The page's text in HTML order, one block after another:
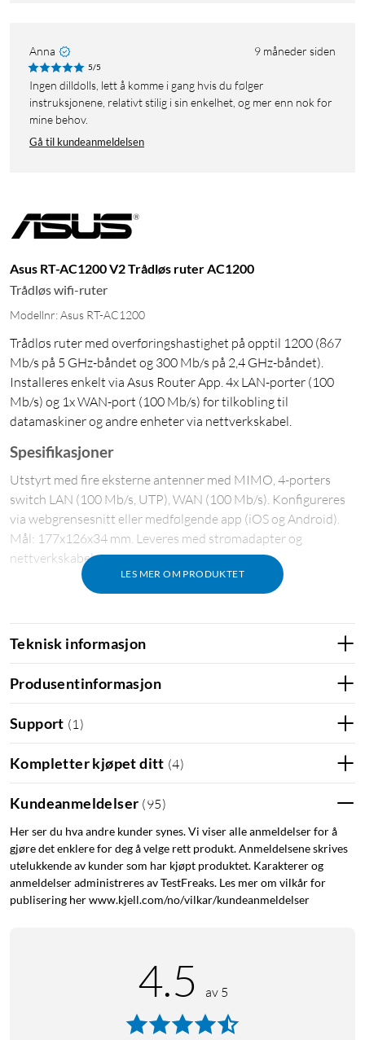
Anna 9 måneder siden
5/5
Ingen dilldolls, lett å komme i gang hvis du følger
instruksjonene, relativt stilig i sin enkelhet, og mer enn nok for
mine behov.
Gå til kundeanmeldelsen
Asus RT-AC1200 V2 Trådløs ruter AC1200
Trådløs wifi-ruter
Modellnr: Asus RT-AC1200
Trådløs ruter med overføringshastighet på opptil 1200 (867
Mb/s på 5 GHz-båndet og 300 Mb/s på 2,4 GHz-båndet).
Installeres enkelt via Asus Router App. 4x LAN-porter (100
Mb/s) og 1x WAN-port (100 Mb/s) for tilkobling til
datamaskiner og andre enheter via nettverkskabel.
LES MER OM PRODUKTET
Spesifikasjoner
Utstyrt med fire eksterne antenner med MIMO, 4-porters
switch LAN (100 Mb/s, UTP), WAN (100 Mb/s). Konfigureres
via webgrensesnitt eller medfølgende app (iOS og Android).
Mål: 177x126x34 mm. Leveres med strømadapter og
nettverkskabel.
Teknisk informasjon
Produsentinformasjon
Support (1 )
Kompletter kjøpet ditt (4)
Kundeanmeldelser (95)
Her ser du hva andre kunder synes. Vi viser alle anmeldelser for å
gjøre det enklere for deg å velge rett produkt. Anmeldelsene skrives
utelukkende av kunder som har kjøpt produktet. Karakterer og
anmeldelser administreres av TestFreaks. Les mer om vilkår for
publisering her www.kjell.com/no/vilkar/kundeanmeldelser
4.5 av 5